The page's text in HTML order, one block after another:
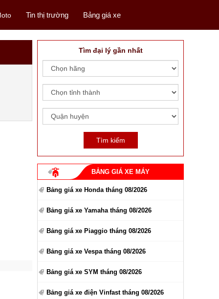
Tin thị trường Bảng giá xe
Tìm đại lý gần nhất
BẢNG GIÁ XE MÁY
Bảng giá xe Honda tháng 08/2026
Bảng giá xe Yamaha tháng 08/2026
Bảng giá xe Piaggio tháng 08/2026
Bảng giá xe Vespa tháng 08/2026
Bảng giá xe SYM tháng 08/2026
Bảng giá xe điện Vinfast tháng 08/2026